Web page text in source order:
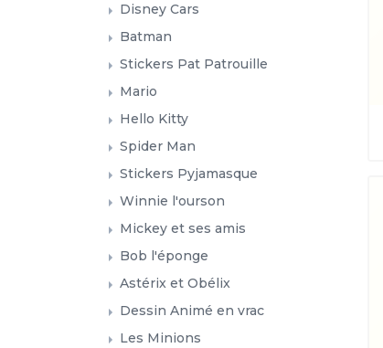
Disney Cars
Batman
Stickers Pat Patrouille
Mario
Hello Kitty
Spider Man
Stickers Pyjamasque
Winnie l'ourson
Mickey et ses amis
Bob l'éponge
Astérix et Obélix
Dessin Animé en vrac
Les Minions